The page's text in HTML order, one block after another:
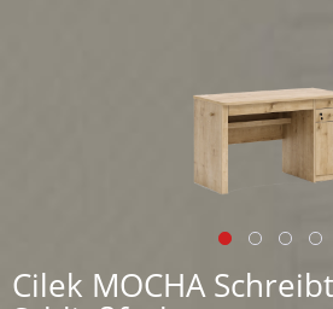
Cilek MOCHA